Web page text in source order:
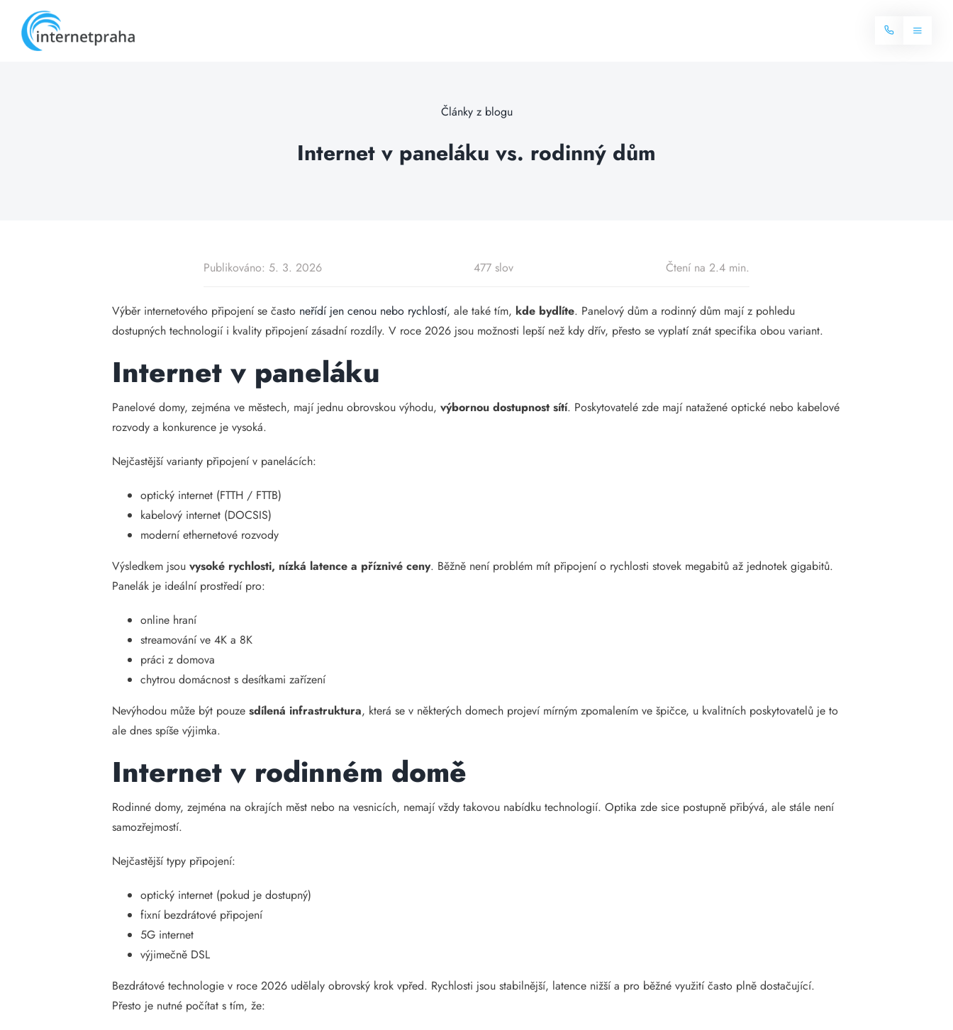
content
Toggle
Články z blogu
Internet v paneláku vs. rodinný dům
Publikováno: 5. 3. 2026 477 slov Čtení na 2.4 min.
Výběr internetového připojení se často neřídí jen cenou nebo rychlostí, ale také tím, kde bydlíte. Panelový dům a rodinný dům mají z pohledu
dostupných technologií i kvality připojení zásadní rozdíly. V roce 2026 jsou možnosti lepší než kdy dřív, přesto se vyplatí znát specifika obou variant.
Internet v paneláku
Panelové domy, zejména ve městech, mají jednu obrovskou výhodu,výbornou dostupnost sítí. Poskytovatelé zde mají natažené optické nebo kabelové
rozvody a konkurence je vysoká.
Nejčastější varianty připojení v panelácích:
optický internet (FTTH / FTTB)
kabelový internet (DOCSIS)
moderní ethernetové rozvody
Výsledkem jsouvysoké rychlosti, nízká latence a příznivé ceny. Běžně není problém mít připojení o rychlosti stovek megabitů až jednotek gigabitů.
Panelák je ideální prostředí pro:
online hraní
streamování ve 4K a 8K
práci z domova
chytrou domácnost s desítkami zařízení
Nevýhodou může být pouzesdílená infrastruktura, která se v některých domech projeví mírným zpomalením ve špičce, u kvalitních poskytovatelů je to
ale dnes spíše výjimka.
Internet v rodinném domě
Rodinné domy, zejména na okrajích měst nebo na vesnicích, nemají vždy takovou nabídku technologií. Optika zde sice postupně přibývá, ale stále není
samozřejmostí.
Nejčastější typy připojení:
optický internet (pokud je dostupný)
fixní bezdrátové připojení
5G internet
výjimečně DSL
Bezdrátové technologie v roce 2026 udělaly obrovský krok vpřed. Rychlosti jsou stabilnější, latence nižší a pro běžné využití často plně dostačující.
Přesto je nutné počítat s tím, že: